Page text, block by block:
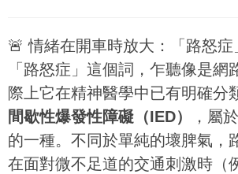
🚨 情緒在開車時放大：「路怒
「路怒症」這個詞，乍聽像是網
際上它在精神醫學中已有明確分
間歇性爆發性障礙（IED）
，屬
的一種。不同於單純的壞脾氣，
在面對微不足道的交通刺激時（